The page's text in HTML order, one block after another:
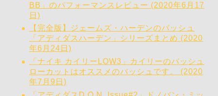
BB」のパフォーマンスレビュー (2020年6月17
日)
【完全版】ジェームズ・ハーデンのバッシュ
「アディダスハーデン」シリーズまとめ (2020
年6月24日)
「ナイキ カイリーLOW3」カイリーのバッシュ
ローカットはオススメのバッシュです。 (2020
年7月9日)